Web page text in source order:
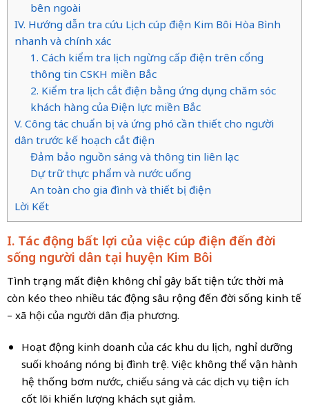
bên ngoài
IV. Hướng dẫn tra cứu Lịch cúp điện Kim Bôi Hòa Bình
nhanh và chính xác
1. Cách kiểm tra lịch ngừng cấp điện trên cổng
thông tin CSKH miền Bắc
2. Kiểm tra lịch cắt điện bằng ứng dụng chăm sóc
khách hàng của Điện lực miền Bắc
V. Công tác chuẩn bị và ứng phó cần thiết cho người
dân trước kế hoạch cắt điện
Đảm bảo nguồn sáng và thông tin liên lạc
Dự trữ thực phẩm và nước uống
An toàn cho gia đình và thiết bị điện
Lời Kết
I. Tác động bất lợi của việc cúp điện đến đời
sống người dân tại huyện Kim Bôi
Tình trạng mất điện không chỉ gây bất tiện tức thời mà
còn kéo theo nhiều tác động sâu rộng đến đời sống kinh tế
– xã hội của người dân địa phương.
Hoạt động kinh doanh của các khu du lịch, nghỉ dưỡng
suối khoáng nóng bị đình trệ. Việc không thể vận hành
hệ thống bơm nước, chiếu sáng và các dịch vụ tiện ích
cốt lõi khiến lượng khách sụt giảm.